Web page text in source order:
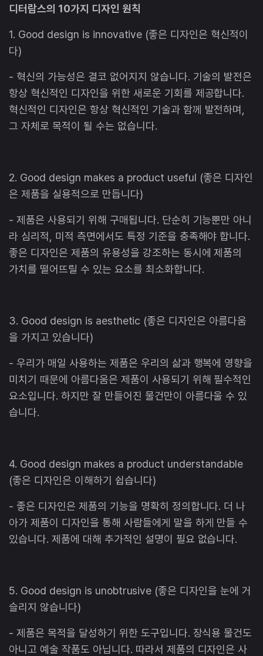
디터람스의 10가지 디자인 원칙
1. Good design is innovative (좋은 디자인은 혁신적이
다)
- 혁신의 가능성은 결코 없어지지 않습니다. 기술의 발전은
항상 혁신적인 디자인을 위한 새로운 기회를 제공합니다.
혁신적인 디자인은 항상 혁신적인 기술과 함께 발전하며,
그 자체로 목적이 될 수는 없습니다.
2. Good design makes a product useful (좋은 디자인
은 제품을 실용적으로 만듭니다)
- 제품은 사용되기 위해 구매됩니다. 단순히 기능뿐만 아니
라 심리적, 미적 측면에서도 특정 기준을 충족해야 합니다.
좋은 디자인은 제품의 유용성을 강조하는 동시에 제품의
가치를 떨어뜨릴 수 있는 요소를 최소화합니다.
3. Good design is aesthetic (좋은 디자인은 아름다움
을 가지고 있습니다)
- 우리가 매일 사용하는 제품은 우리의 삶과 행복에 영향을
미치기 때문에 아름다움은 제품이 사용되기 위해 필수적인
요소입니다. 하지만 잘 만들어진 물건만이 아름다울 수 있
습니다.
4. Good design makes a product understandable
(좋은 디자인은 이해하기 쉽습니다)
- 좋은 디자인은 제품의 기능을 명확히 정의합니다. 더 나
아가 제품이 디자인을 통해 사람들에게 말을 하게 만들 수
있습니다. 제품에 대해 추가적인 설명이 필요 없습니다.
5. Good design is unobtrusive (좋은 디자인을 눈에 거
슬리지 않습니다)
- 제품은 목적을 달성하기 위한 도구입니다. 장식용 물건도
아니고 예술 작품도 아닙니다. 따라서 제품의 디자인은 사